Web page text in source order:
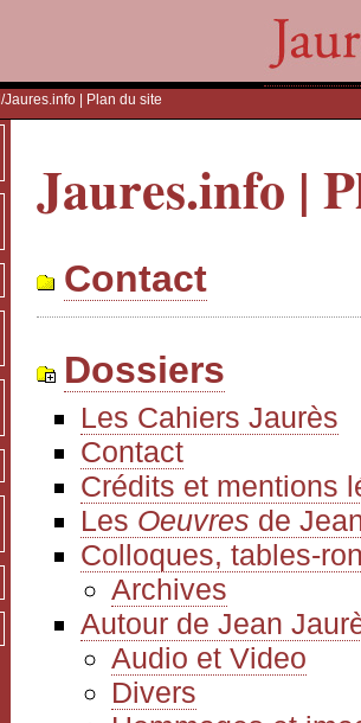
/Jaures.info | Plan du site
Jaures.info |
Contact
Dossiers
Les Cahiers Jaurès
Contact
Crédits et mentions
Les Oeuvres de
Colloques, tables-
Archives
Autour de Jean
Audio et Video
Divers